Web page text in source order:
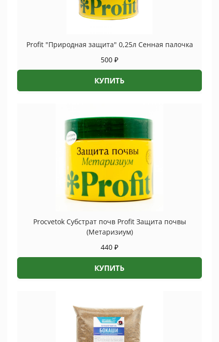
Profit "Природная защита" 0,25л Сенная палочка
500 ₽
КУПИТЬ
Procvetok Субстрат почв Profit Защита почвы
(Метаризиум)
440 ₽
КУПИТЬ